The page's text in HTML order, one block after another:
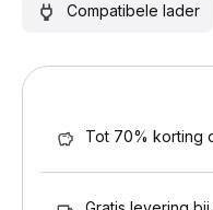
Compatibele lader
Tot 70% korting